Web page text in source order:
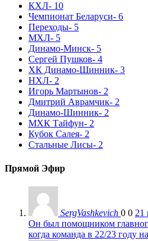
КХЛ- 10
Чемпионат Беларуси- 6
Переходы- 5
МХЛ- 5
Динамо-Минск- 5
Сергей Пушков- 4
ХК Динамо-Шинник- 3
НХЛ- 2
Игорь Мартынов- 2
Дмитрий Аврамчик- 2
Динамо-Шинник- 2
МХК Тайфун- 2
Кубок Салея- 2
Стальные Лисы- 2
Прямой Эфир
SergVashkevich 0 0 21
Он был помощником
когда команда в 22/23 году